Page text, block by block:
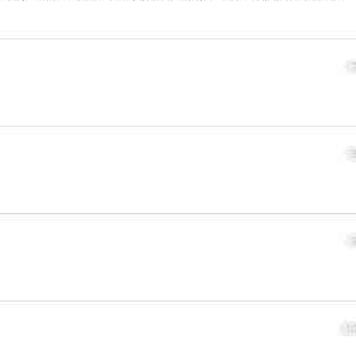
7
8
9
10